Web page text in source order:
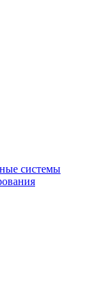
системы